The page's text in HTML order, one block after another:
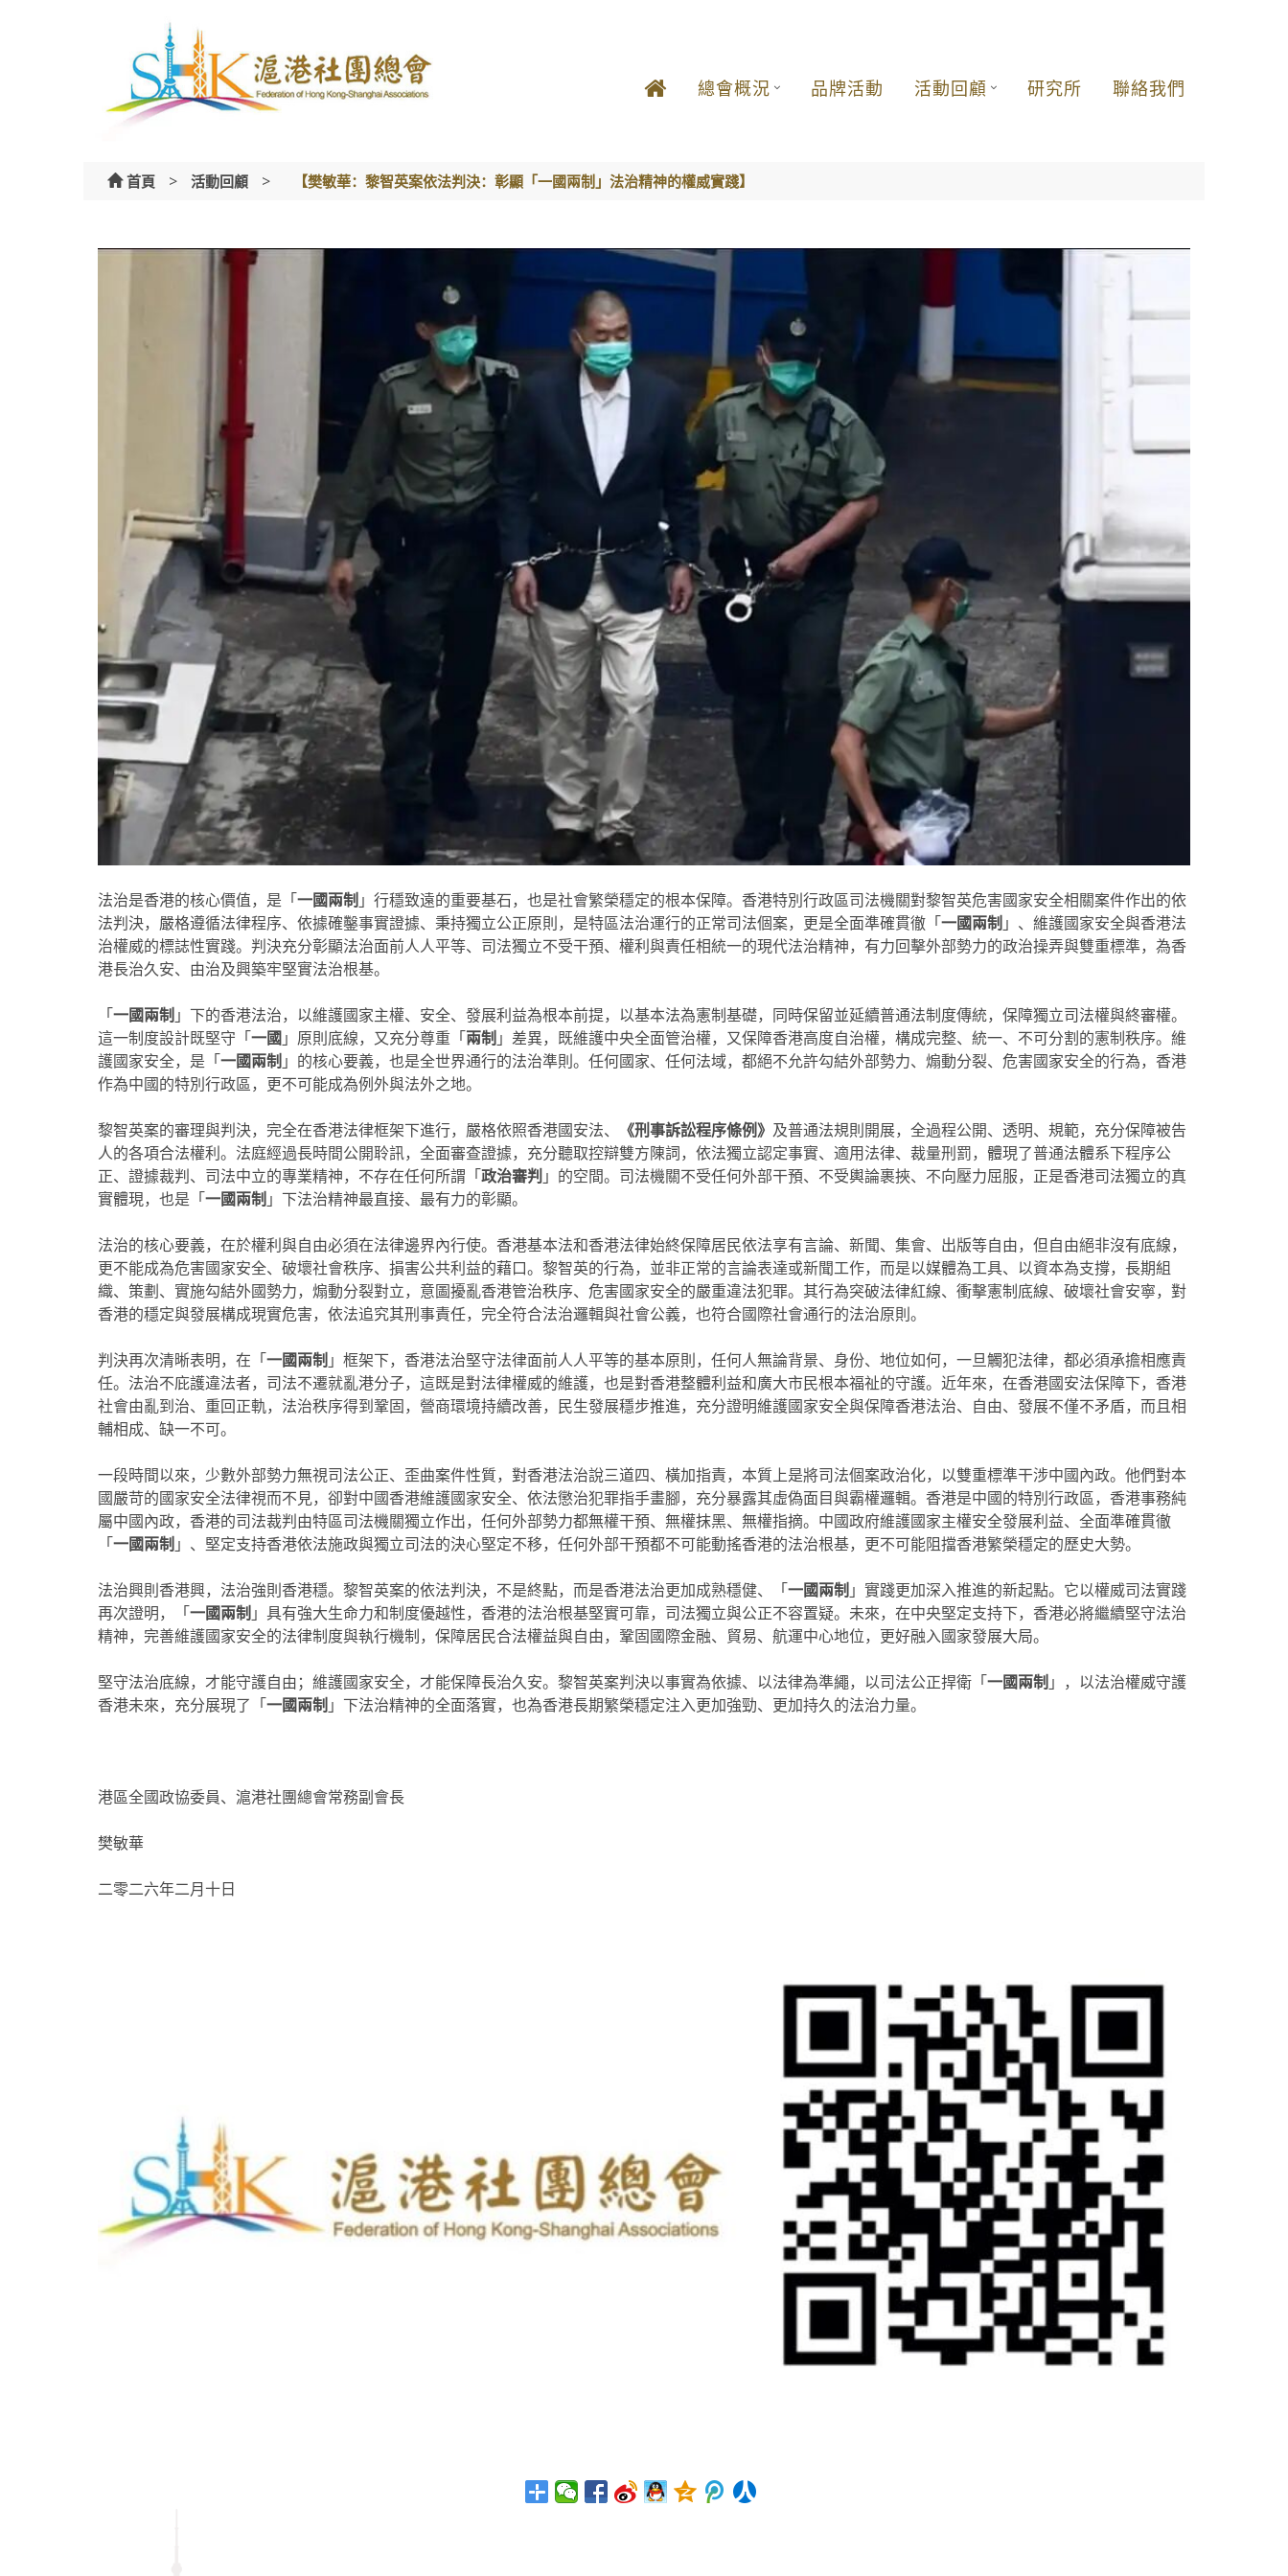
總會概況 品牌活動 活動回顧 研究所 聯絡我們
首頁 > 活動回顧 > 【樊敏華：黎智英案依法判決：彰顯「一國兩制」法治精神的權威實踐】
法治是香港的核心價值，是「一國兩制 」行穩致遠的重要基石，也是社會繁榮穩定的根本保障。香港特別行政區司法機關對黎智英危害國家安全相關案件作出的依
法判決，嚴格遵循法律程序、依據確鑿事實證據、秉持獨立公正原則，是特區法治運行的正常司法個案，更是全面準確貫徹「一國兩制 」、維護國家安全與香港法
治權威的標誌性實踐。判決充分彰顯法治面前人人平等、司法獨立不受干預、權利與責任相統一的現代法治精神，有力回擊外部勢力的政治操弄與雙重標準，為香
港長治久安、由治及興築牢堅實法治根基。
「一國兩制 」下的香港法治，以維護國家主權、安全、發展利益為根本前提，以基本法為憲制基礎，同時保留並延續普通法制度傳統，保障獨立司法權與終審權。
這一制度設計既堅守「一國 」原則底線，又充分尊重「兩制 」差異，既維護中央全面管治權，又保障香港高度自治權，構成完整、統一、不可分割的憲制秩序。維
護國家安全，是「一國兩制 」的核心要義，也是全世界通行的法治準則。任何國家、任何法域，都絕不允許勾結外部勢力、煽動分裂、危害國家安全的行為，香港
作為中國的特別行政區，更不可能成為例外與法外之地。
黎智英案的審理與判決，完全在香港法律框架下進行，嚴格依照香港國安法、 《刑事訴訟程序條例》 及普通法規則開展，全過程公開、透明、規範，充分保障被告
人的各項合法權利。法庭經過長時間公開聆訊，全面審查證據，充分聽取控辯雙方陳詞，依法獨立認定事實、適用法律、裁量刑罰，體現了普通法體系下程序公
正、證據裁判、司法中立的專業精神，不存在任何所謂「政治審判 」的空間。司法機關不受任何外部干預、不受輿論裹挾、不向壓力屈服，正是香港司法獨立的真
實體現，也是「一國兩制 」下法治精神最直接、最有力的彰顯。
法治的核心要義，在於權利與自由必須在法律邊界內行使。香港基本法和香港法律始終保障居民依法享有言論、新聞、集會、出版等自由，但自由絕非沒有底線，
更不能成為危害國家安全、破壞社會秩序、損害公共利益的藉口。黎智英的行為，並非正常的言論表達或新聞工作，而是以媒體為工具、以資本為支撐，長期組
織、策劃、實施勾結外國勢力，煽動分裂對立，意圖擾亂香港管治秩序、危害國家安全的嚴重違法犯罪。其行為突破法律紅線、衝擊憲制底線、破壞社會安寧，對
香港的穩定與發展構成現實危害，依法追究其刑事責任，完全符合法治邏輯與社會公義，也符合國際社會通行的法治原則。
判決再次清晰表明，在「一國兩制 」框架下，香港法治堅守法律面前人人平等的基本原則，任何人無論背景、身份、地位如何，一旦觸犯法律，都必須承擔相應責
任。法治不庇護違法者，司法不遷就亂港分子，這既是對法律權威的維護，也是對香港整體利益和廣大市民根本福祉的守護。近年來，在香港國安法保障下，香港
社會由亂到治、重回正軌，法治秩序得到鞏固，營商環境持續改善，民生發展穩步推進，充分證明維護國家安全與保障香港法治、自由、發展不僅不矛盾，而且相
輔相成、缺一不可。
一段時間以來，少數外部勢力無視司法公正、歪曲案件性質，對香港法治說三道四、橫加指責，本質上是將司法個案政治化，以雙重標準干涉中國內政。他們對本
國嚴苛的國家安全法律視而不見，卻對中國香港維護國家安全、依法懲治犯罪指手畫腳，充分暴露其虛偽面目與霸權邏輯。香港是中國的特別行政區，香港事務純
屬中國內政，香港的司法裁判由特區司法機關獨立作出，任何外部勢力都無權干預、無權抹黑、無權指摘。中國政府維護國家主權安全發展利益、全面準確貫徹
「一國兩制 」、堅定支持香港依法施政與獨立司法的決心堅定不移，任何外部干預都不可能動搖香港的法治根基，更不可能阻擋香港繁榮穩定的歷史大勢。
法治興則香港興，法治強則香港穩。黎智英案的依法判決，不是終點，而是香港法治更加成熟穩健、「一國兩制 」實踐更加深入推進的新起點。它以權威司法實踐
再次證明，「一國兩制 」具有強大生命力和制度優越性，香港的法治根基堅實可靠，司法獨立與公正不容置疑。未來，在中央堅定支持下，香港必將繼續堅守法治
精神，完善維護國家安全的法律制度與執行機制，保障居民合法權益與自由，鞏固國際金融、貿易、航運中心地位，更好融入國家發展大局。
堅守法治底線，才能守護自由；維護國家安全，才能保障長治久安。黎智英案判決以事實為依據、以法律為準繩，以司法公正捍衛「一國兩制 」，以法治權威守護
香港未來，充分展現了「一國兩制 」下法治精神的全面落實，也為香港長期繁榮穩定注入更加強勁、更加持久的法治力量。
港區全國政協委員、滬港社團總會常務副會長
樊敏華
二零二六年二月十日